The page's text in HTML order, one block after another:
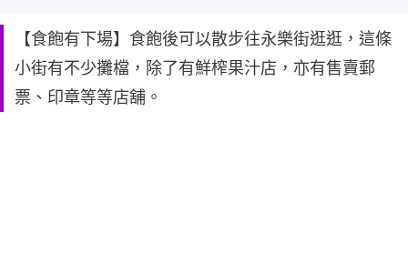
【食飽有下場】食飽後可以散步往永樂街逛逛，這條
小街有不少攤檔，除了有鮮榨果汁店，亦有售賣郵
票、印章等等店舖。